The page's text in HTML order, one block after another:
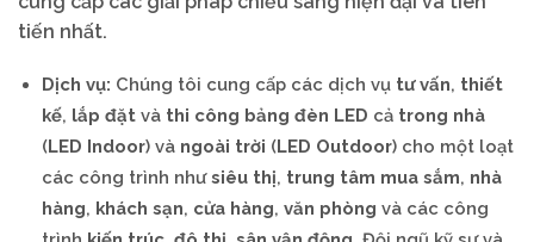
tiến nhất.
Dịch vụ: Chúng tôi cung cấp các dịch vụ tư vấn, thiết
kế, lắp đặt và thi công bảng đèn LED cả trong nhà
(LED Indoor) và ngoài trời (LED Outdoor) cho một loạt
các công trình nhưsiêu thị, trung tâm mua sắm, nhà
hàng, khách sạn, cửa hàng, văn phòng và các công